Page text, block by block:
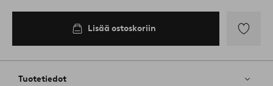
Lisää ostoskoriin
Tuotetiedot